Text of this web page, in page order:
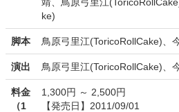
ke)
脚本 鳥原弓里江(ToricoRollCake)、
演出 鳥原弓里江(ToricoRollCake)、
料金
（1
1,300円 ～ 2,500円
【発売日】2011/09/01